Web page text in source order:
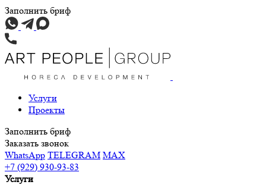
Заполнить бриф
Услуги
Проекты
Заполнить бриф
Заказать звонок
WhatsApp TELEGRAM MAX
+7 (929) 930-93-83
Услуги